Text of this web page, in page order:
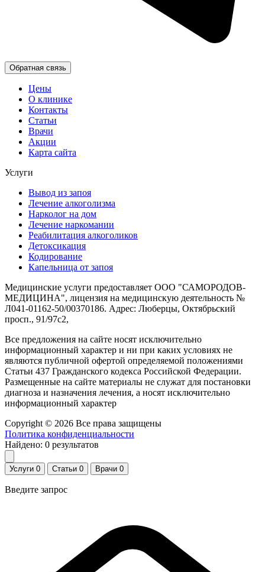
Обратная связь
Цены
О клинике
Контакты
Статьи
Врачи
Акции
Карта сайта
Услуги
Вывод из запоя
Лечение алкоголизма
Нарколог на дом
Лечение наркомании
Реабилитация алкоголиков
Детоксикация
Кодирование
Капельница от запоя
Медицинские услуги предоставляет ООО "САМОРОДОВ-
МЕДИЦИНА", лицензия на медицинскую деятельность №
Л041-01162-50/00370186. Адрес: Люберцы, Октябрьский
просп., 91/97с2,
Все предложения на сайте носят исключительно
информационный характер и ни при каких условиях не
являются публичной офертой определяемой положениями
Статьи 437 Гражданского кодекса Российской Федерации.
Размещенные на сайте материалы не служат для постановки
диагноза и назначения лечения, а носят исключительно
информационный характер
Copyright © 2026 Все права защищены
Политика конфиденциальности
Найдено: 0 результатов
Услуги 0 Статьи 0 Врачи 0
Введите запрос